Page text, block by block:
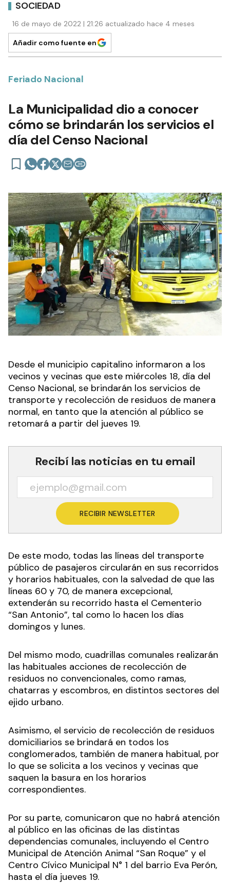
SOCIEDAD
16 de mayo de 2022 | 21:26 actualizado hace 4 meses
Añadir como fuente en
Feriado Nacional
La Municipalidad dio a conocer
cómo se brindarán los servicios el
día del Censo Nacional
Desde el municipio capitalino informaron a los
vecinos y vecinas que este miércoles 18, día del
Censo Nacional, se brindarán los servicios de
transporte y recolección de residuos de manera
normal, en tanto que la atención al público se
retomará a partir del jueves 19.
Recibí las noticias en tu email
RECIBIR NEWSLETTER
De este modo, todas las líneas del transporte
público de pasajeros circularán en sus recorridos
y horarios habituales, con la salvedad de que las
líneas 60 y 70, de manera excepcional,
extenderán su recorrido hasta el Cementerio
“San Antonio”, tal como lo hacen los días
domingos y lunes.
Del mismo modo, cuadrillas comunales realizarán
las habituales acciones de recolección de
residuos no convencionales, como ramas,
chatarras y escombros, en distintos sectores del
ejido urbano.
Asimismo, el servicio de recolección de residuos
domiciliarios se brindará en todos los
conglomerados, también de manera habitual, por
lo que se solicita a los vecinos y vecinas que
saquen la basura en los horarios
correspondientes.
Por su parte, comunicaron que no habrá atención
al público en las oficinas de las distintas
dependencias comunales, incluyendo el Centro
Municipal de Atención Animal “San Roque” y el
Centro Cívico Municipal N° 1 del barrio Eva Perón,
hasta el día jueves 19.